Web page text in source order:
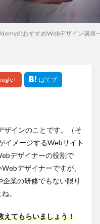
のおすすめWebデザイン講座
ザインのことです。（そ
イメージするWebサイト
デザイナーの役割で
デザイナーですが、
業の研修でもない限り
。
えてもらいましょう！